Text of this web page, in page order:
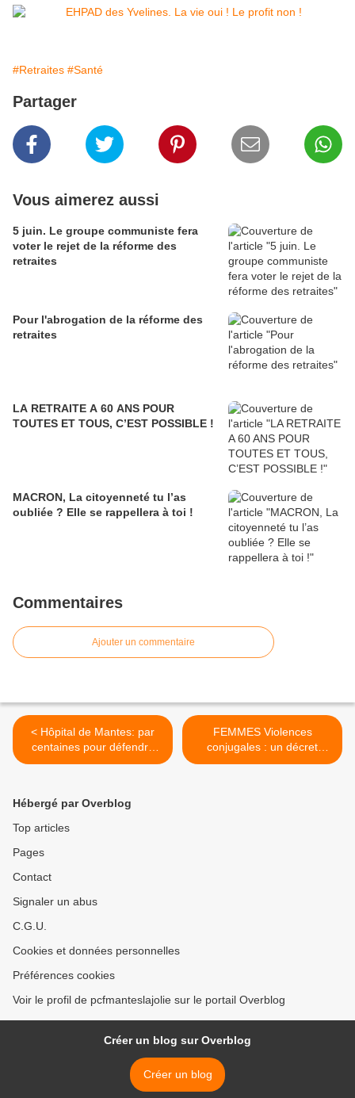
#Retraites #Santé
Partager
Vous aimerez aussi
5 juin. Le groupe communiste fera
voter le rejet de la réforme des
retraites
Pour l'abrogation de la réforme des
retraites
LA RETRAITE A 60 ANS POUR
TOUTES ET TOUS, C’EST POSSIBLE !
MACRON, La citoyenneté tu l’as
oubliée ? Elle se rappellera à toi !
Commentaires
Ajouter un commentaire
< Hôpital de Mantes: par
centaines pour défendre
nos soignants et la santé
FEMMES Violences
conjugales : un décret
passé inaperçu met en péril
Hébergé par Overblog
Top articles
Pages
Contact
Signaler un abus
C.G.U.
Cookies et données personnelles
Préférences cookies
Voir le profil de pcfmanteslajolie sur le portail Overblog
Créer un blog sur Overblog
Créer un blog